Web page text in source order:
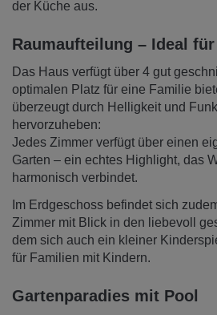
der Küche aus.
Raumaufteilung – Ideal
Das Haus verfügt über 4 gut
optimalen Platz für eine Familie
überzeugt durch Helligkeit und
hervorzuheben:
Jedes Zimmer verfügt über einen
Garten – ein echtes Highlight, das
harmonisch verbindet.
Im Erdgeschoss befindet sich
Zimmer mit Blick in den liebevoll
dem sich auch ein kleiner
für Familien mit Kindern.
Gartenparadies mit Pool